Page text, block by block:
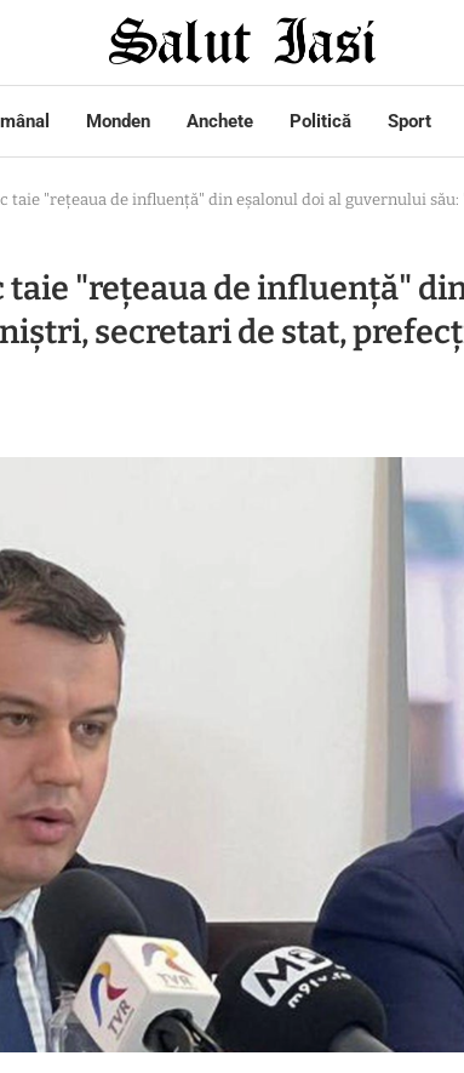
Monden Anchete Politică Sport
taie "rețeaua de influență" din eșalonul doi al guvernului
taie "rețeaua de influență"
secretari de stat,